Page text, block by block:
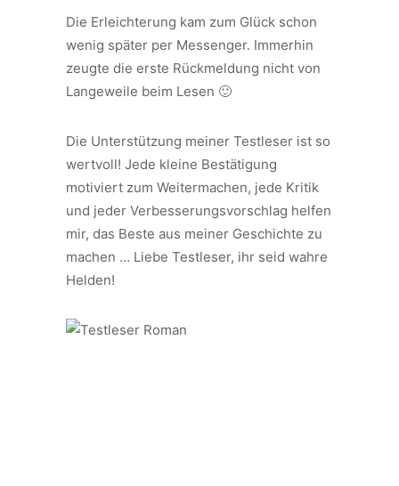
Die Erleichterung kam zum Glück schon
wenig später per Messenger. Immerhin
zeugte die erste Rückmeldung nicht von
Langeweile beim Lesen 🙂
Die Unterstützung meiner Testleser ist so
wertvoll! Jede kleine Bestätigung
motiviert zum Weitermachen, jede Kritik
und jeder Verbesserungsvorschlag helfen
mir, das Beste aus meiner Geschichte zu
machen … Liebe Testleser, ihr seid wahre
Helden!